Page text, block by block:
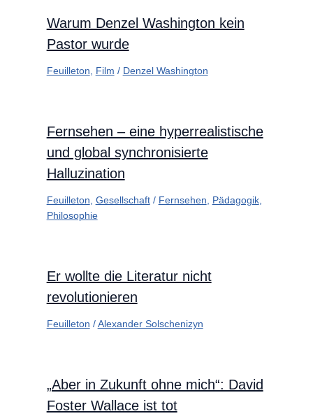
Warum Denzel Washington kein
Pastor wurde
Feuilleton, Film / Denzel Washington
Fernsehen – eine hyperrealistische
und global synchronisierte
Halluzination
Feuilleton, Gesellschaft/ Fernsehen, Pädagogik,
Philosophie
Er wollte die Literatur nicht
revolutionieren
Feuilleton /Alexander Solschenizyn
„Aber in Zukunft ohne mich“: David
Foster Wallace ist tot